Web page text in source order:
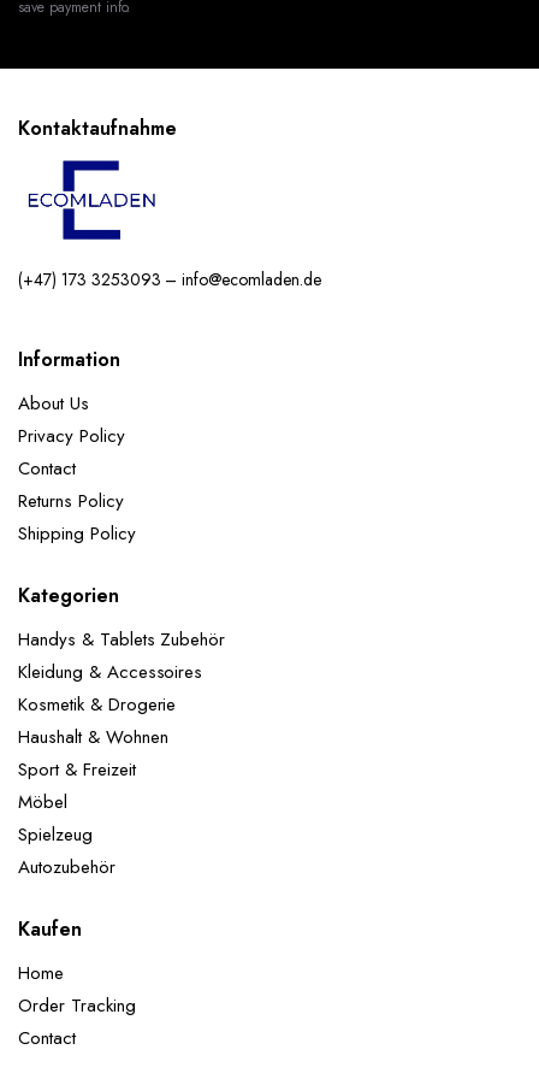
save payment info.
Kontaktaufnahme
(+47) 173 3253093 – info@ecomladen.de
Information
About Us
Privacy Policy
Contact
Returns Policy
Shipping Policy
Kategorien
Handys & Tablets Zubehör
Kleidung & Accessoires
Kosmetik & Drogerie
Haushalt & Wohnen
Sport & Freizeit
Möbel
Spielzeug
Autozubehör
Kaufen
Home
Order Tracking
Contact